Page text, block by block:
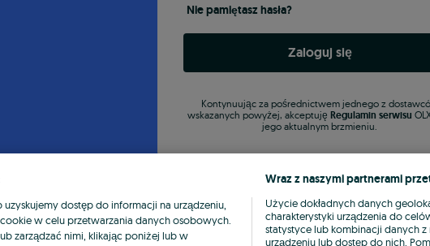
Nie pamiętasz hasła?
Zaloguj się
Kontynuując za pośrednictwem jednego z
wskazanych powyżej, akceptuję Regulamin serwisu
jego aktualnym brzmieniu.
dostęp do informacji na urządzeniu,
w celu przetwarzania danych osobowych.
zarządzać nimi, klikając poniżej lub w
Wraz z naszymi partnerami
Użycie dokładnych danych
charakterystyki urządzenia do
statystyce lub kombinacji danych
urządzeniu lub dostęp do nich.